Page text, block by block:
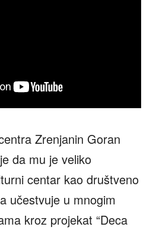
Zrenjanin Goran
da mu je veliko
centar kao društveno
učestvuje u mnogim
kroz projekat “Deca